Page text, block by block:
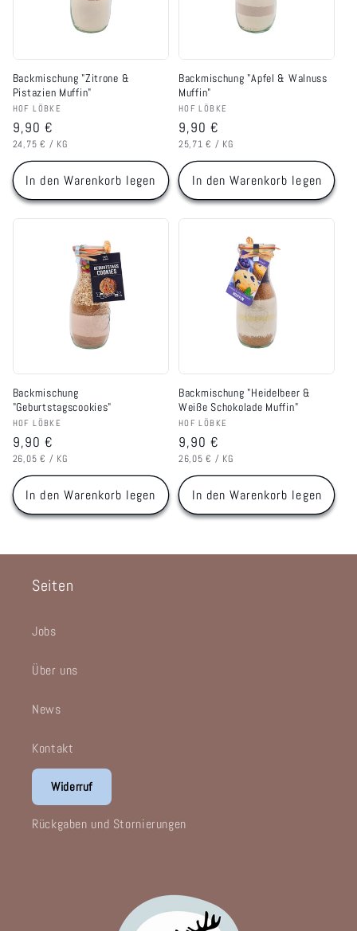
i
e
:
Backmischung "Zitrone &
Pistazien Muffin"
Anbieter:
HOF LÖBKE
Normaler
Preis
9,90 €
GRUNDPREIS
24,75 € / PRO
KG
In den Warenkorb legen
Backmischung "Apfel & Walnuss
Muffin"
Anbieter:
HOF LÖBKE
Normaler
Preis
9,90 €
GRUNDPREIS
25,71 € / PRO
KG
In den Warenkorb legen
Backmischung
"Geburtstagscookies"
Anbieter:
HOF LÖBKE
Normaler
Preis
9,90 €
GRUNDPREIS
26,05 € / PRO
KG
In den Warenkorb legen
Backmischung "Heidelbeer &
Weiße Schokolade Muffin"
Anbieter:
HOF LÖBKE
Normaler
Preis
9,90 €
GRUNDPREIS
26,05 € / PRO
KG
In den Warenkorb legen
Seiten
Jobs
Über uns
News
Kontakt
Widerruf
Rückgaben und Stornierungen